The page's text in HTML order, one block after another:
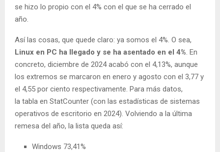
se hizo lo propio con el 4% con el que se ha cerrado el
año.
Así las cosas, que quede claro: ya somos el 4%. O sea,
Linux en PC ha llegado y se ha asentado en el 4%. En
concreto, diciembre de 2024 acabó con el 4,13%, aunque
los extremos se marcaron en enero y agosto con el 3,77 y
el 4,55 por ciento respectivamente. Para más datos,
la tabla en StatCounter (con las estadísticas de sistemas
operativos de escritorio en 2024). Volviendo a la última
remesa del año, la lista queda así:
Windows 73,41%